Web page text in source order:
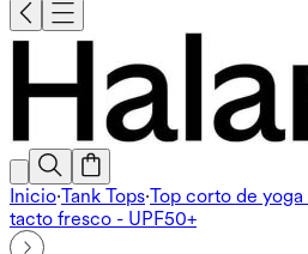
Inicio·Tank Tops·Top corto de
tacto fresco - UPF50+